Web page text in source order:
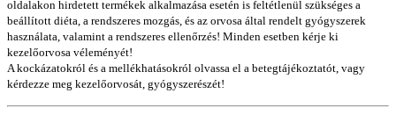
oldalakon hirdetett termékek alkalmazása esetén is feltétlenül szükséges a
beállított diéta, a rendszeres mozgás, és az orvosa által rendelt gyógyszerek
használata, valamint a rendszeres ellenőrzés! Minden esetben kérje ki
kezelőorvosa véleményét!
A kockázatokról és a mellékhatásokról olvassa el a betegtájékoztatót, vagy
kérdezze meg kezelőorvosát, gyógyszerészét!